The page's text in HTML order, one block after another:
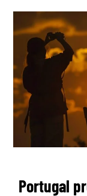
Portugal